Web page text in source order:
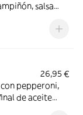
salsa
26,95 €
pepperoni,
de aceite